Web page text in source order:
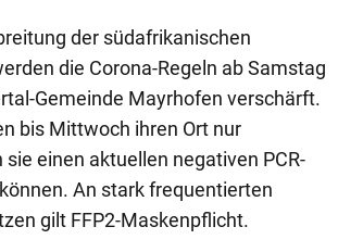
der südafrikanischen
die Corona-Regeln ab Samstag
Gemeinde Mayrhofen verschärft.
bis Mittwoch ihren Ort nur
einen aktuellen negativen PCR-
An stark frequentierten
gilt FFP2-Maskenpflicht.